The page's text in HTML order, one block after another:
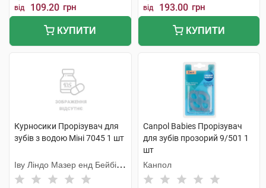
від 109.20 грн
КУПИТИ
від 193.00 грн
КУПИТИ
Курносики Прорізувач для
зубів з водою Міні 7045 1 шт
Іву Ліндо Мазер енд Бейбі
Продактс
Canpol Babies Прорізувач
для зубів прозорий 9/501 1
шт
Канпол